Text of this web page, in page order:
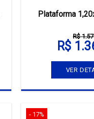
Plataforma
R$
R$
VER
- 17%